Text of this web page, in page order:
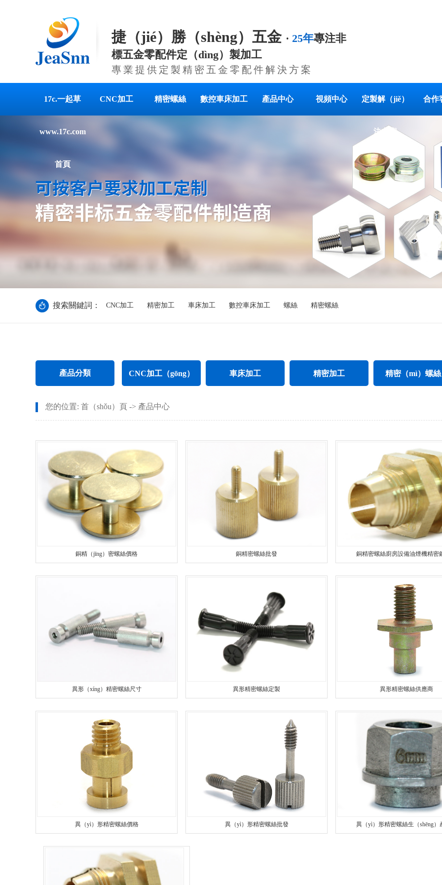
捷（jié）勝（shèng）五金 · 25年專注非
標五金零配件定（dìng）製加工
專業提供定製精密五金零配件解決方案
17c.一起草
www.17c.com
首頁
CNC加工 精密螺絲 數控車床加工 產品中心 視頻中心 定製解（jiě）
決方案
合作
搜索關鍵詞： CNC加工 精密加工 車床加工 數控車床加工 螺絲 精密螺絲
產品分類 CNC加工（gōng）
CNC長軸加（jiā）工（gōng）
安全設（shè）備配件（jiàn）CNC加工
不鏽鋼件（jiàn）CNC加工
鋁件CNC加工（gōng）
銅件CNC加工
車床加工
螺母車床加工
螺柱車（chē）床加工
鋁件車床加工
銅件車床加工
銷軸車床加工（gōng）
精密加工
精密不鏽鋼件加工
精密車（chē）床加工
精密（mì）銅件（jiàn）加工
精密（mì）螺
加長（zhǎng）精密螺
鋁精（jīng）密（mì）
台階精密螺絲（sī）
銅精密螺絲
異形精密螺絲
您的位置: 首（shǒu）頁 -> 產品中心
銅精（jīng）密螺絲價格 銅精密螺絲批發 銅精密螺絲廚房設備油煙機精密
異形（xíng）精密螺絲尺寸 異形精密螺絲定製 異形精密螺絲供應商
異（yì）形精密螺絲價格 異（yì）形精密螺絲批發 異（yì）形精密螺絲生（shēng）